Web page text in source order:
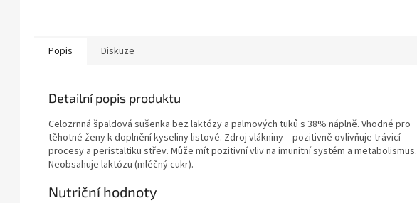
Popis Diskuze
Detailní popis produktu
Celozrnná špaldová sušenka bez laktózy a palmových tuků s 38% náplně. Vhodné pro
těhotné ženy k doplnění kyseliny listové. Zdroj vlákniny – pozitivně ovlivňuje trávicí
procesy a peristaltiku střev. Může mít pozitivní vliv na imunitní systém a metabolismus.
Neobsahuje laktózu (mléčný cukr).
Nutriční hodnoty